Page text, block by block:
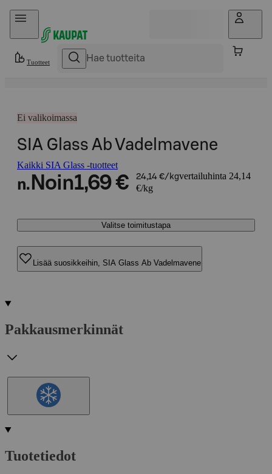
Hyppää sisältöön
Tuotteet
Ei valikoimassa
SIA Glass Ab Vadelmavene
Kaikki SIA Glass -tuotteet
n. Noin1,69 € 24,14 €/kgvertailuhinta 24,14
€/kg
Valitse toimitustapa
Lisää suosikkeihin, SIA Glass Ab Vadelmavene
Pakkausmerkinnät
Tuotetiedot